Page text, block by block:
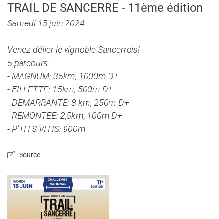
TRAIL DE SANCERRE - 11ème édition
Samedi 15 juin 2024
Venez défier le vignoble Sancerrois!
5 parcours :
- MAGNUM: 35km, 1000m D+
- FILLETTE: 15km, 500m D+
- DEMARRANTE: 8 km, 250m D+
-REMONTEE: 2,5km, 100m D+
- P'TITS VITIS: 900m
Source